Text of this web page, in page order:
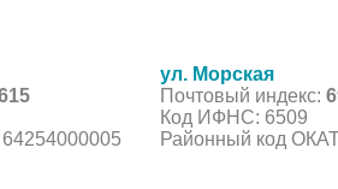
ул. Морская
Почтовый индекс:
Код ИФНС: 6509
Районный код